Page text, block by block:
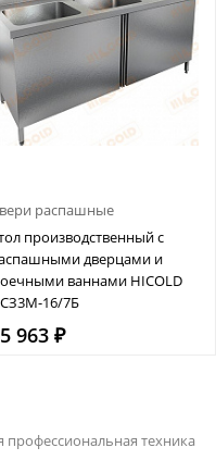
распашные
производственный с
дверцами и
ваннами HICOLD
16/7Б
963 ₽
профессиональная техника